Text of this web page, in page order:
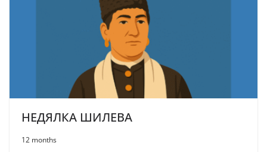
НЕДЯЛКА ШИЛЕВА
12 months